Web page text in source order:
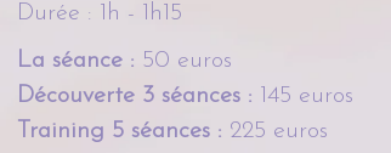
Noirmoutier
Durée : 1h - 1h15
La séance : 50 euros
Découverte 3 séances : 145 euros
Training 5 séances : 225 euros